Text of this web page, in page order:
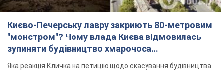
Києво-Печерську лавру закриють 80-метровим
"монстром"? Чому влада Києва відмовилась
зупиняти будівництво хмарочоса
"московського вірянина"
Яка реакція Кличка на петицію щодо скасування будівництва